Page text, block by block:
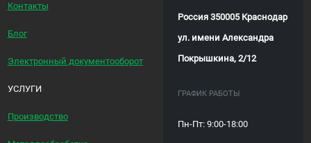
Контакты
Блог
Электронный документооборот
УСЛУГИ
Производство
Россия 350005 Краснодар
ул. имени Александра
Покрышкина, 2/12
ГРАФИК РАБОТЫ
Пн-Пт: 9:00-18:00